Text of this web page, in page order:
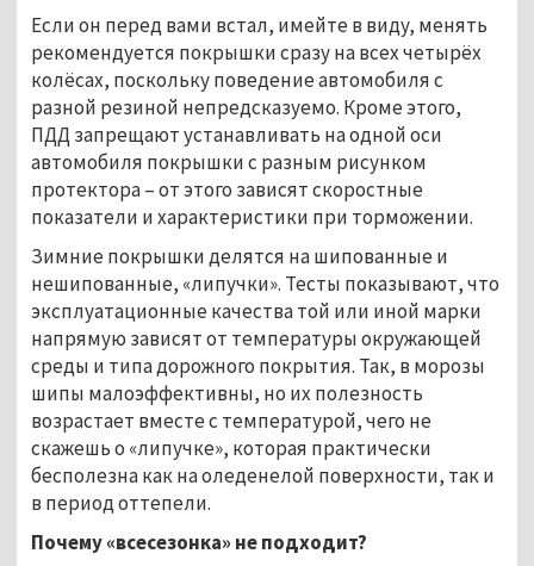
Если он перед вами встал, имейте в виду, менять
рекомендуется покрышки сразу на всех четырёх
колёсах, поскольку поведение автомобиля с
разной резиной непредсказуемо. Кроме этого,
ПДД запрещают устанавливать на одной оси
автомобиля покрышки с разным рисунком
протектора – от этого зависят скоростные
показатели и характеристики при торможении.
Зимние покрышки делятся на шипованные и
нешипованные, «липучки». Тесты показывают, что
эксплуатационные качества той или иной марки
напрямую зависят от температуры окружающей
среды и типа дорожного покрытия. Так, в морозы
шипы малоэффективны, но их полезность
возрастает вместе с температурой, чего не
скажешь о «липучке», которая практически
бесполезна как на оледенелой поверхности, так и
в период оттепели.
Почему «всесезонка» не подходит?